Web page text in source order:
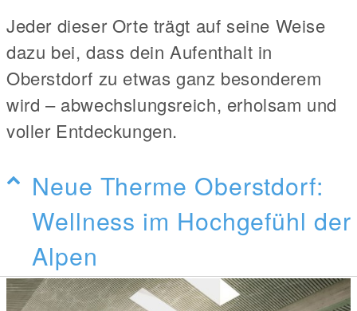
Jeder dieser Orte trägt auf seine Weise
dazu bei, dass dein Aufenthalt in
Oberstdorf zu etwas ganz besonderem
wird – abwechslungsreich, erholsam und
voller Entdeckungen.
Neue Therme Oberstdorf:
Wellness im Hochgefühl der
Alpen